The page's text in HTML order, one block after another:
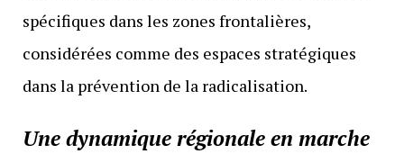
spécifiques dans les zones frontalières,
considérées comme des espaces stratégiques
dans la prévention de la radicalisation.
Une dynamique régionale en marche